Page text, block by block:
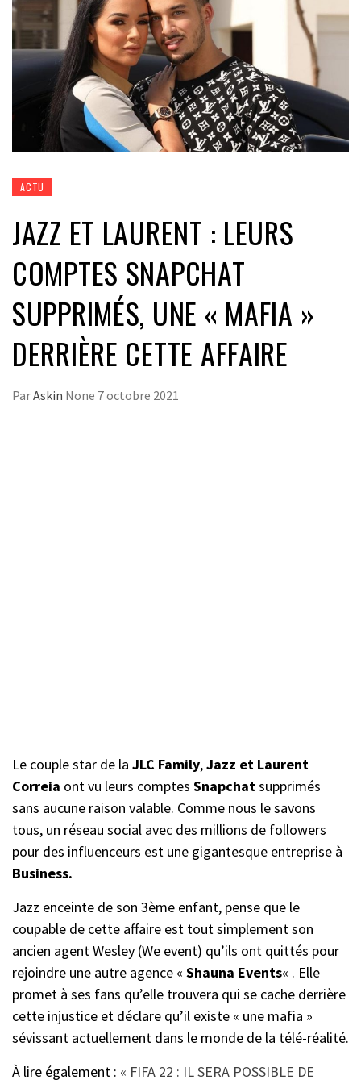
ACTU
JAZZ ET LAURENT : LEURS
COMPTES SNAPCHAT
SUPPRIMÉS, UNE « MAFIA »
DERRIÈRE CETTE AFFAIRE
ParAskin None 7 octobre 2021
Le couple star de la JLC Family,Jazz et Laurent
Correia ont vu leurs comptes Snapchatsupprimés
sans aucune raison valable. Comme nous le savons
tous, un réseau social avec des millions de followers
pour des influenceurs est une gigantesque entreprise à
Business.
Jazz enceinte de son 3ème enfant, pense que le
coupable de cette affaire est tout simplement son
ancien agent Wesley (We event) qu’ils ont quittés pour
rejoindre une autre agence « Shauna Events« . Elle
promet à ses fans qu’elle trouvera qui se cache derrière
cette injustice et déclare qu’il existe « une mafia »
sévissant actuellement dans le monde de la télé-réalité.
À lire également : « FIFA 22 : IL SERA POSSIBLE DE